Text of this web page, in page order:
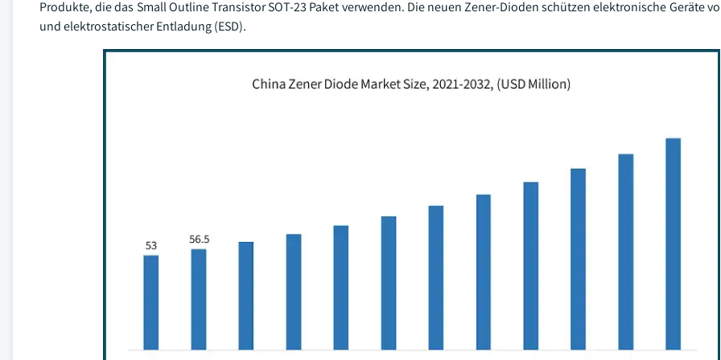
Produkte, die das Small Outline Transistor SOT-23 Paket verwenden. Die neuen Zener-Dioden schützen elektronische Geräte
und elektrostatischer Entladung (ESD).